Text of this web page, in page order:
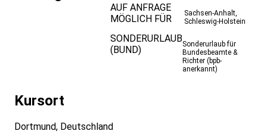
AUF ANFRAGE
MÖGLICH FÜR
Sachsen-Anhalt,
Schleswig-Holstein
SONDERURLAUB
(BUND)
Sonderurlaub für
Bundesbeamte &
Richter (bpb-
anerkannt)
Kursort
Dortmund, Deutschland